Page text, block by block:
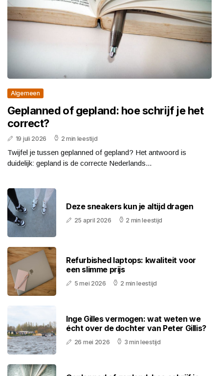
Algemeen
Geplanned of gepland: hoe schrijf je het
correct?
19 juli 2026 2 min leestijd
Twijfel je tussen geplanned of gepland? Het antwoord is
duidelijk: gepland is de correcte Nederlands...
Deze sneakers kun je altijd dragen
25 april 2026 2 min leestijd
Refurbished laptops: kwaliteit voor
een slimme prijs
5 mei 2026 2 min leestijd
Inge Gilles vermogen: wat weten we
écht over de dochter van Peter Gillis?
26 mei 2026 3 min leestijd